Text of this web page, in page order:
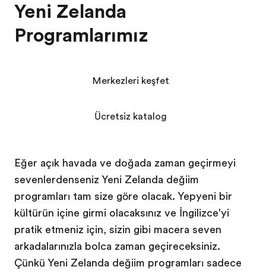
Yeni Zelanda
Programlarımız
Eğer açık havada ve doğada zaman geçirmeyi
sevenlerdenseniz Yeni Zelanda değişim
programları tam size göre olacak. Yepyeni bir
kültürün içine girmiş olacaksınız ve İngilizce'yi
pratik etmeniz için, sizin gibi macera seven
arkadaşlarınızla bolca zaman geçireceksiniz.
Çünkü Yeni Zelanda değişim programları sadece
Merkezleri keşfet
Ücretsiz katalog